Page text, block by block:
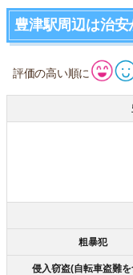
豊津駅周辺は治安
評価の高い順に
粗暴犯
侵入窃盗(自転車盗難